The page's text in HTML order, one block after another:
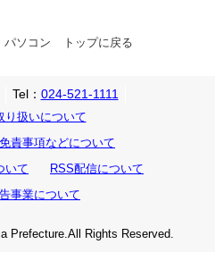
パソコン トップに戻る
Tel： 024-521-1111
り扱いについて
責事項などについて
いて
RSS配信について
事業について
Prefecture.All Rights Reserved.